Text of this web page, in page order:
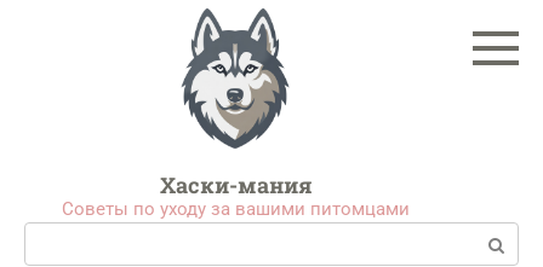
Хаски-мания
Советы по уходу за вашими питомцами
Поиск: